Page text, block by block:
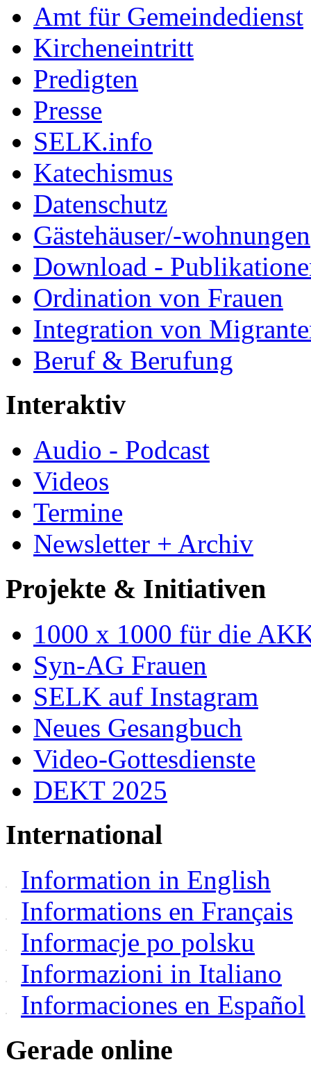
Amt für Gemeindedienst
Kircheneintritt
Predigten
Presse
SELK.info
Katechismus
Datenschutz
Gästehäuser/-wohnungen
Download -
Ordination von Frauen
Integration von
Beruf & Berufung
Interaktiv
Audio - Podcast
Videos
Termine
Newsletter + Archiv
Projekte & Initiativen
1000 x 1000 für die
Syn-AG Frauen
SELK auf Instagram
Neues Gesangbuch
Video-Gottesdienste
DEKT 2025
International
Information in English
Informations en Français
Informacje po polsku
Informazioni in Italiano
Informaciones en Español
Gerade online